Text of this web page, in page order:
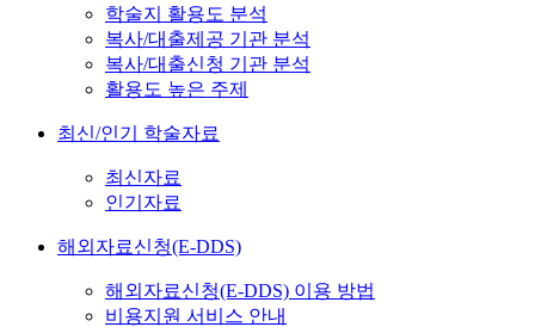
학술지 활용도 분석
복사/대출제공 기관 분석
복사/대출신청 기관 분석
활용도 높은 주제
최신/인기 학술자료
최신자료
인기자료
해외자료신청(E-DDS)
해외자료신청(E-DDS) 이용 방법
비용지원 서비스 안내